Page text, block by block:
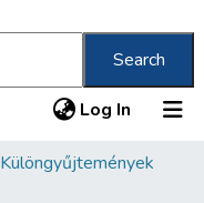
Search
Log In (current)
Különgyűjtemények